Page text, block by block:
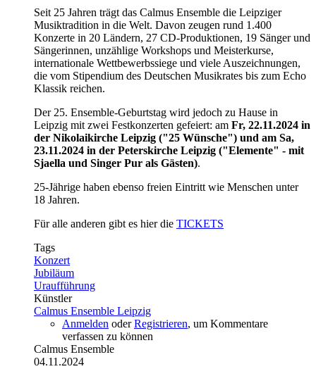
Seit 25 Jahren trägt das Calmus Ensemble die Leipziger
Musiktradition in die Welt. Davon zeugen rund 1.400
Konzerte in 20 Ländern, 27 CD-Produktionen, 19 Sänger und
Sängerinnen, unzählige Workshops und Meisterkurse,
internationale Wettbewerbssiege und viele Auszeichnungen,
die vom Stipendium des Deutschen Musikrates bis zum Echo
Klassik reichen.
Der 25. Ensemble-Geburtstag wird jedoch zu Hause in
Leipzig mit zwei Festkonzerten gefeiert: am Fr, 22.11.2024 in
der Nikolaikirche Leipzig ("25 Wünsche") und am Sa,
23.11.2024 in der Peterskirche Leipzig ("Elemente" - mit
Sjaella und Singer Pur als Gästen).
25-Jährige haben ebenso freien Eintritt wie Menschen unter
18 Jahren.
Für alle anderen gibt es hier die TICKETS
Tags
Konzert
Jubiläum
Uraufführung
Künstler
Calmus Ensemble Leipzig
Anmelden oderRegistrieren, um Kommentare
verfassen zu können
Calmus Ensemble
04.11.2024